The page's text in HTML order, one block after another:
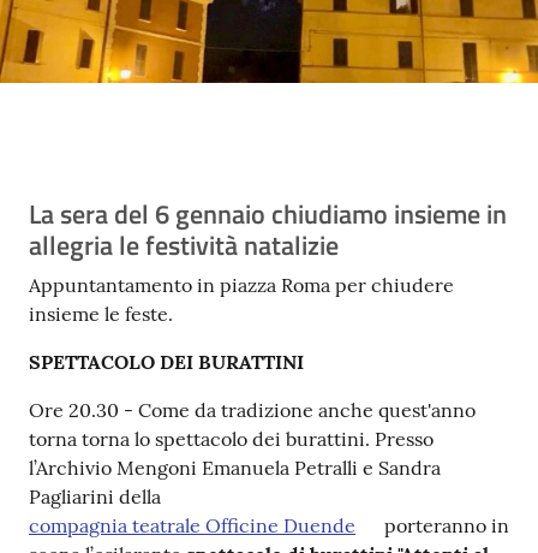
Contenuto
La sera del 6 gennaio chiudiamo insieme in
allegria le festività natalizie
Appuntantamento in piazza Roma per chiudere
insieme le feste.
SPETTACOLO DEI BURATTINI
Ore 20.30 - Come da tradizione anche quest'anno
torna torna lo spettacolo dei burattini. Presso
l’Archivio Mengoni Emanuela Petralli e Sandra
Pagliarini della
compagnia teatrale Officine Duende
porteranno in